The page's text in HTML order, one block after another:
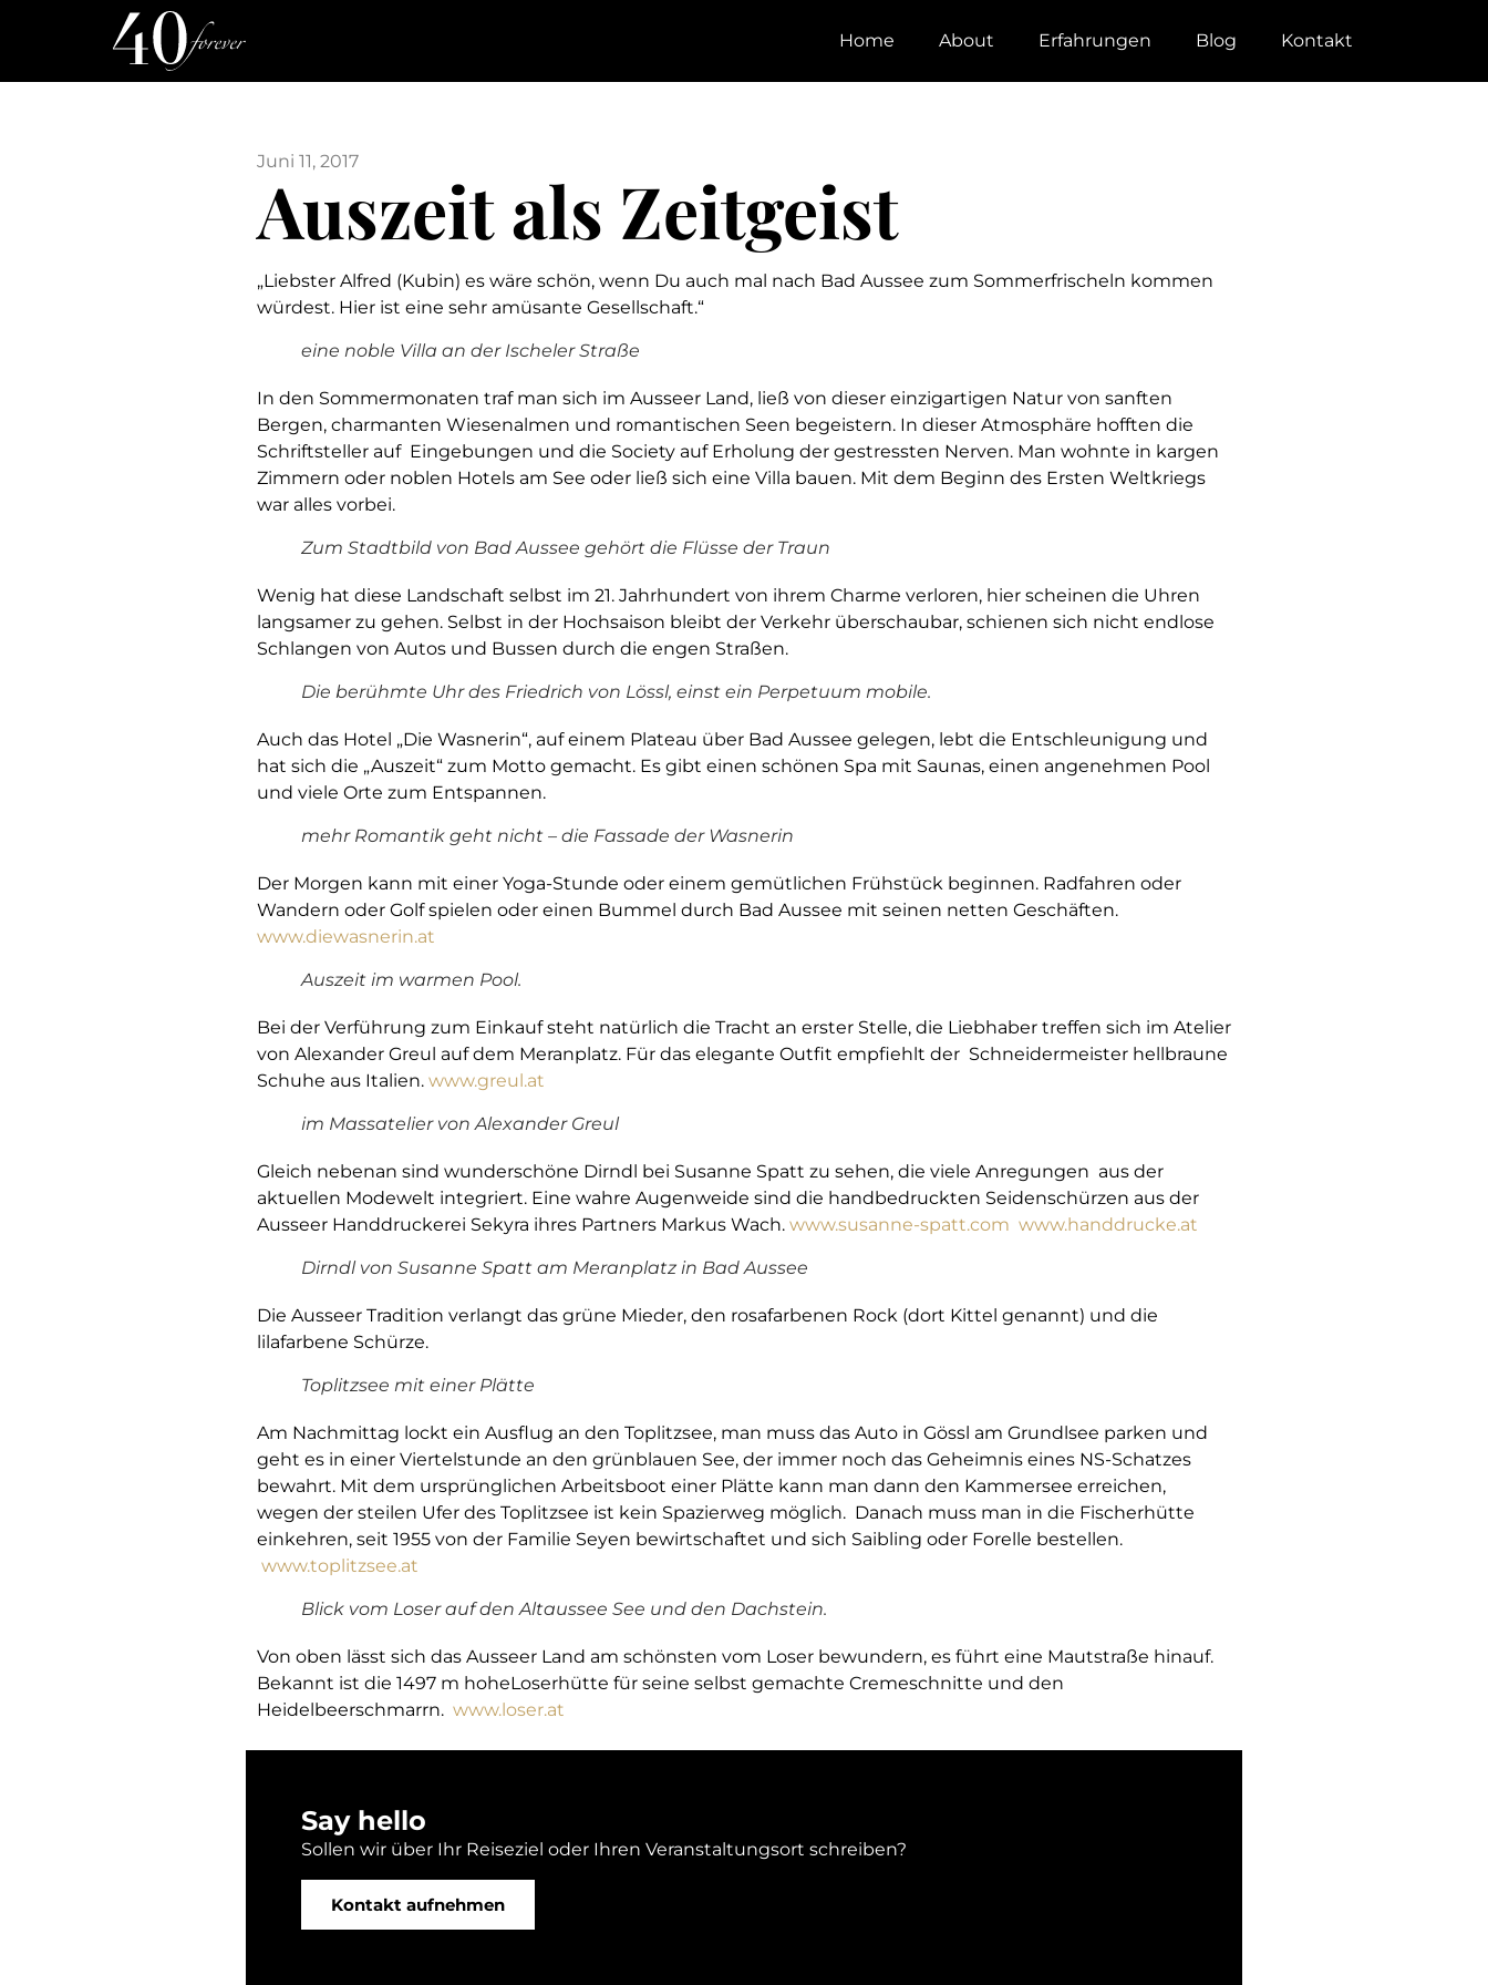
Home About Erfahrungen Blog Kontakt
Juni 11, 2017
Auszeit als Zeitgeist
„Liebster Alfred (Kubin) es wäre schön, wenn Du auch mal nach Bad Aussee zum Sommerfrischeln kommen
würdest. Hier ist eine sehr amüsante Gesellschaft.“
eine noble Villa an der Ischeler Straße
In den Sommermonaten traf man sich im Ausseer Land, ließ von dieser einzigartigen Natur von sanften
Bergen, charmanten Wiesenalmen und romantischen Seen begeistern. In dieser Atmosphäre hofften die
Schriftsteller auf Eingebungen und die Society auf Erholung der gestressten Nerven. Man wohnte in kargen
Zimmern oder noblen Hotels am See oder ließ sich eine Villa bauen. Mit dem Beginn des Ersten Weltkriegs
war alles vorbei.
Zum Stadtbild von Bad Aussee gehört die Flüsse der Traun
Wenig hat diese Landschaft selbst im 21. Jahrhundert von ihrem Charme verloren, hier scheinen die Uhren
langsamer zu gehen. Selbst in der Hochsaison bleibt der Verkehr überschaubar, schienen sich nicht endlose
Schlangen von Autos und Bussen durch die engen Straßen.
Die berühmte Uhr des Friedrich von Lössl, einst ein Perpetuum mobile.
Auch das Hotel „Die Wasnerin“, auf einem Plateau über Bad Aussee gelegen, lebt die Entschleunigung und
hat sich die „Auszeit“ zum Motto gemacht. Es gibt einen schönen Spa mit Saunas, einen angenehmen Pool
und viele Orte zum Entspannen.
mehr Romantik geht nicht – die Fassade der Wasnerin
Der Morgen kann mit einer Yoga-Stunde oder einem gemütlichen Frühstück beginnen. Radfahren oder
Wandern oder Golf spielen oder einen Bummel durch Bad Aussee mit seinen netten Geschäften.
www.diewasnerin.at
Auszeit im warmen Pool.
Bei der Verführung zum Einkauf steht natürlich die Tracht an erster Stelle, die Liebhaber treffen sich im Atelier
von Alexander Greul auf dem Meranplatz. Für das elegante Outfit empfiehlt der Schneidermeister hellbraune
Schuhe aus Italien. www.greul.at
im Massatelier von Alexander Greul
Gleich nebenan sind wunderschöne Dirndl bei Susanne Spatt zu sehen, die viele Anregungen aus der
aktuellen Modewelt integriert. Eine wahre Augenweide sind die handbedruckten Seidenschürzen aus der
Ausseer Handdruckerei Sekyra ihres Partners Markus Wach. www.susanne-spatt.com www.handdrucke.at
Dirndl von Susanne Spatt am Meranplatz in Bad Aussee
Die Ausseer Tradition verlangt das grüne Mieder, den rosafarbenen Rock (dort Kittel genannt) und die
lilafarbene Schürze.
Toplitzsee mit einer Plätte
Am Nachmittag lockt ein Ausflug an den Toplitzsee, man muss das Auto in Gössl am Grundlsee parken und
geht es in einer Viertelstunde an den grünblauen See, der immer noch das Geheimnis eines NS-Schatzes
bewahrt. Mit dem ursprünglichen Arbeitsboot einer Plätte kann man dann den Kammersee erreichen,
wegen der steilen Ufer des Toplitzsee ist kein Spazierweg möglich. Danach muss man in die Fischerhütte
einkehren, seit 1955 von der Familie Seyen bewirtschaftet und sich Saibling oder Forelle bestellen.
www.toplitzsee.at
Blick vom Loser auf den Altaussee See und den Dachstein.
Von oben lässt sich das Ausseer Land am schönsten vom Loser bewundern, es führt eine Mautstraße hinauf.
Bekannt ist die 1497 m hoheLoserhütte für seine selbst gemachte Cremeschnitte und den
Heidelbeerschmarrn. www.loser.at
Say hello
Sollen wir über Ihr Reiseziel oder Ihren Veranstaltungsort schreiben?
Kontakt aufnehmen